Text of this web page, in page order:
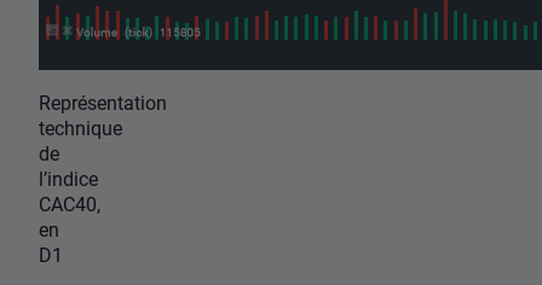
Représentation
technique
de
l’indice
CAC40,
en
D1